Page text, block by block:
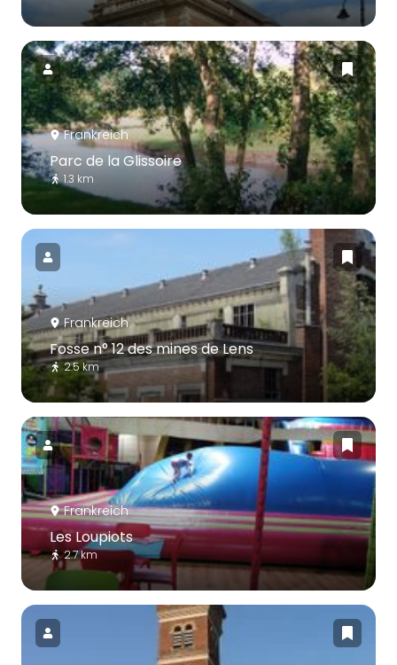
Frankreich
Parc de la Glissoire
1.3 km
Frankreich
Fosse n° 12 des mines de Lens
2.5 km
Frankreich
Les Loupiots
2.7 km